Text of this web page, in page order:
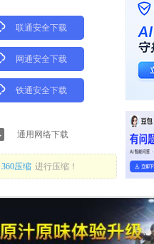
联通安全下载
网通安全下载
铁通安全下载
通用网络下载
360压缩 进行压缩！